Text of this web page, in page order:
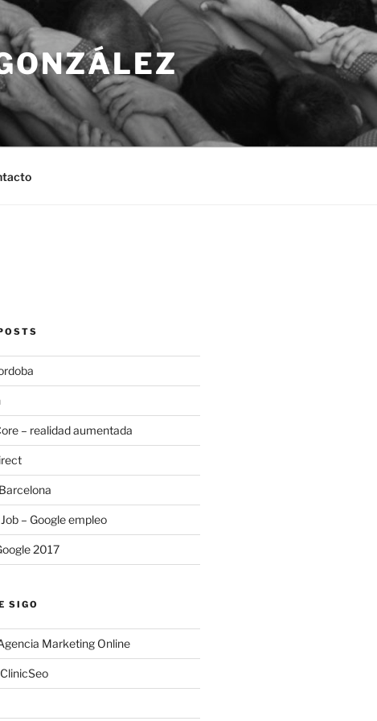
– realidad aumentada
– Google empleo
2017
SIGO
Marketing Online